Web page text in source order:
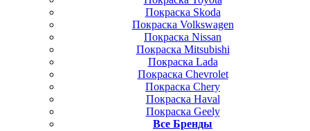
Покраска Skoda
Покраска Volkswagen
Покраска Nissan
Покраска Mitsubishi
Покраска Lada
Покраска Chevrolet
Покраска Chery
Покраска Haval
Покраска Geely
Все Бренды